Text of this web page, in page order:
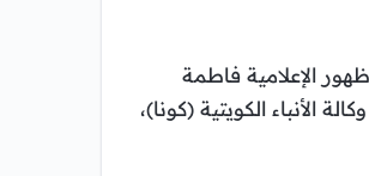
الإعلامية فاطمة
الأنباء الكويتية (كونا)،